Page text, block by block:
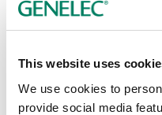
This website uses
We use cookies to
provide social media